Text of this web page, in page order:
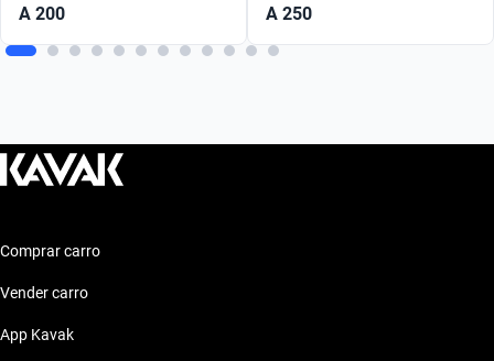
A 200 A 250
Comprar carro
Vender carro
App Kavak